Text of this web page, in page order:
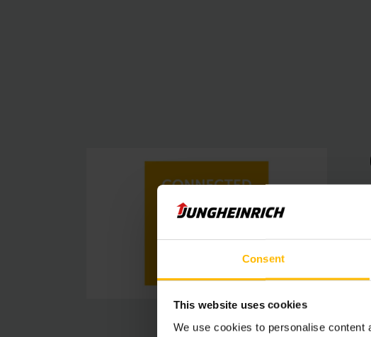
Consent
This website uses cookies
We use cookies to personalise